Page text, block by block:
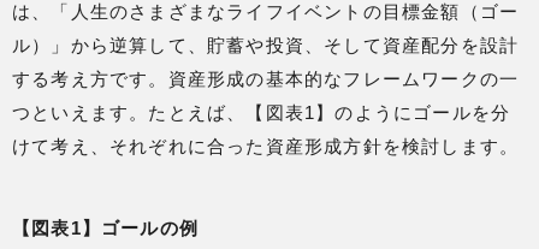
は、「人生のさまざまなライフイベントの目標金額（ゴー
ル）」から逆算して、貯蓄や投資、そして資産配分を設計
する考え方です。資産形成の基本的なフレームワークの一
つといえます。たとえば、【図表1】のようにゴールを分
けて考え、それぞれに合った資産形成方針を検討します。
【図表1】ゴールの例